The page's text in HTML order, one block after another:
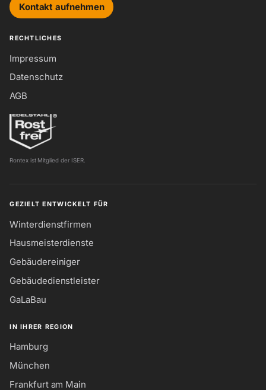
Kontakt aufnehmen
RECHTLICHES
Impressum
Datenschutz
AGB
Rontex ist Mitglied der ISER.
GEZIELT ENTWICKELT FÜR
Winterdienstfirmen
Hausmeisterdienste
Gebäudereiniger
Gebäudedienstleister
GaLaBau
IN IHRER REGION
Hamburg
München
Frankfurt am Main